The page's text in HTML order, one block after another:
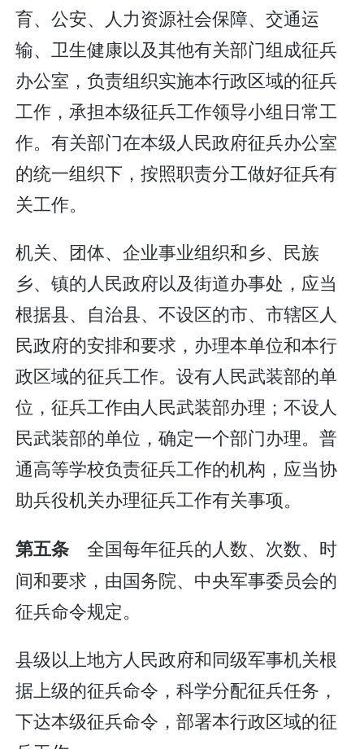
育、公安、人力资源社会保障、交通运
输、卫生健康以及其他有关部门组成征兵
办公室，负责组织实施本行政区域的征兵
工作，承担本级征兵工作领导小组日常工
作。有关部门在本级人民政府征兵办公室
的统一组织下，按照职责分工做好征兵有
关工作。
机关、团体、企业事业组织和乡、民族
乡、镇的人民政府以及街道办事处，应当
根据县、自治县、不设区的市、市辖区人
民政府的安排和要求，办理本单位和本行
政区域的征兵工作。设有人民武装部的单
位，征兵工作由人民武装部办理；不设人
民武装部的单位，确定一个部门办理。普
通高等学校负责征兵工作的机构，应当协
助兵役机关办理征兵工作有关事项。
第五条 全国每年征兵的人数、次数、时
间和要求，由国务院、中央军事委员会的
征兵命令规定。
县级以上地方人民政府和同级军事机关根
据上级的征兵命令，科学分配征兵任务，
下达本级征兵命令，部署本行政区域的征